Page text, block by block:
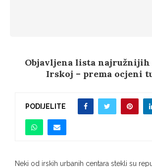
Objavljena lista najružnijih
Irskoj – prema ocjeni
PODIJELITE
Neki od irskih urbanih centara stekli su